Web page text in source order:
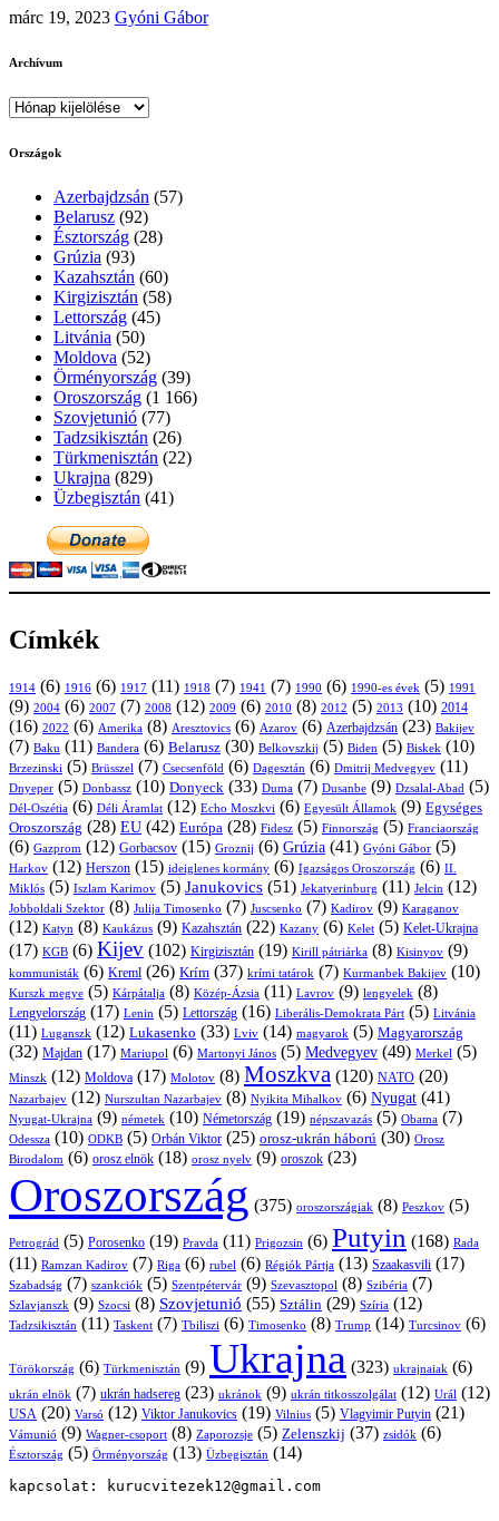
márc 19, 2023 Gyóni Gábor
Archívum
Archívum
Országok
Azerbajdzsán (57)
Belarusz (92)
Észtország (28)
Grúzia (93)
Kazahsztán (60)
Kirgizisztán (58)
Lettország (45)
Litvánia (50)
Moldova (52)
Örményország (39)
Oroszország (1 166)
Szovjetunió (77)
Tadzsikisztán (26)
Türkmenisztán (22)
Ukrajna (829)
Üzbegisztán (41)
Címkék
1914 (6) 1916 (6) 1917 (11) 1918 (7) 1941 (7) 1990 (6) 1990-es évek (5) 1991
(9) 2004 (6) 2007 (7) 2008 (12) 2009 (6) 2010 (8) 2012 (5) 2013 (10) 2014
(16) 2022 (6) Amerika (8) Aresztovics (6) Azarov (6) Azerbajdzsán (23) Bakijev
(7) Baku (11) Bandera (6) Belarusz (30) Belkovszkij (5) Biden (5) Biskek (10)
Brzezinski (5) Brüsszel (7) Csecsenföld (6) Dagesztán (6) Dmitrij Medvegyev (11)
Dnyeper (5) Donbassz (10) Donyeck (33) Duma (7) Dusanbe (9) Dzsalal-Abad (5)
Dél-Oszétia (6) Déli Áramlat (12) Echo Moszkvi (6) Egyesült Államok (9) Egységes
Oroszország (28) EU (42) Európa (28) Fidesz (5) Finnország (5) Franciaország
(6) Gazprom (12) Gorbacsov (15) Groznij (6) Grúzia (41) Gyóni Gábor (5)
Harkov (12) Herszon (15) ideiglenes kormány (6) Igazságos Oroszország (6) II.
Miklós (5) Iszlam Karimov (5) Janukovics (51) Jekatyerinburg (11) Jelcin (12)
Jobboldali Szektor (8) Julija Timosenko (7) Juscsenko (7) Kadirov (9) Karaganov
(12) Katyn (8) Kaukázus (9) Kazahsztán (22) Kazany (6) Kelet (5) Kelet-Ukrajna
(17) KGB (6) Kijev (102) Kirgizisztán (19) Kirill pátriárka (8) Kisinyov (9)
kommunisták (6) Kreml (26) Krím (37) krími tatárok (7) Kurmanbek Bakijev (10)
Kurszk megye (5) Kárpátalja (8) Közép-Ázsia (11) Lavrov (9) lengyelek (8)
Lengyelország (17) Lenin (5) Lettország (16) Liberális-Demokrata Párt (5) Litvánia
(11) Luganszk (12) Lukasenko (33) Lviv (14) magyarok (5) Magyarország
(32) Majdan (17) Mariupol (6) Martonyi János (5) Medvegyev (49) Merkel (5)
Minszk (12) Moldova (17) Molotov (8) Moszkva (120) NATO (20)
Nazarbajev (12) Nurszultan Nazarbajev (8) Nyikita Mihalkov (6) Nyugat (41)
Nyugat-Ukrajna (9) németek (10) Németország (19) népszavazás (5) Obama (7)
Odessza (10) ODKB (5) Orbán Viktor (25) orosz-ukrán háború (30) Orosz
Birodalom (6) orosz elnök (18) orosz nyelv (9) oroszok (23)
Oroszország (375) oroszországiak (8) Peszkov (5)
Petrográd (5) Porosenko (19) Pravda (11) Prigozsin (6) Putyin (168) Rada
(11) Ramzan Kadirov (7) Riga (6) rubel (6) Régiók Pártja (13) Szaakasvili (17)
Szabadság (7) szankciók (5) Szentpétervár (9) Szevasztopol (8) Szibéria (7)
Szlavjanszk (9) Szocsi (8) Szovjetunió (55) Sztálin (29) Szíria (12)
Tadzsikisztán (11) Taskent (7) Tbiliszi (6) Timosenko (8) Trump (14) Turcsinov (6)
Törökország (6) Türkmenisztán (9) Ukrajna (323) ukrajnaiak (6)
ukrán elnök (7) ukrán hadsereg (23) ukránok (9) ukrán titkosszolgálat (12) Urál (12)
USA (20) Varsó (12) Viktor Janukovics (19) Vilnius (5) Vlagyimir Putyin (21)
Vámunió (9) Wagner-csoport (8) Zaporozsje (5) Zelenszkij (37) zsidók (6)
Észtország (5) Örményország (13) Üzbegisztán (14)
kapcsolat: kurucvitezek12@gmail.com